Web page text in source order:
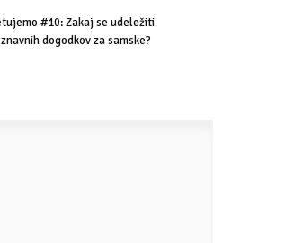
#10: Zakaj se udeležiti
dogodkov za samske?